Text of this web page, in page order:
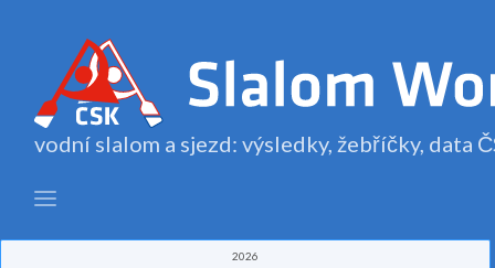
vodní slalom a sjezd: výsledky, žebříčky, data
2026